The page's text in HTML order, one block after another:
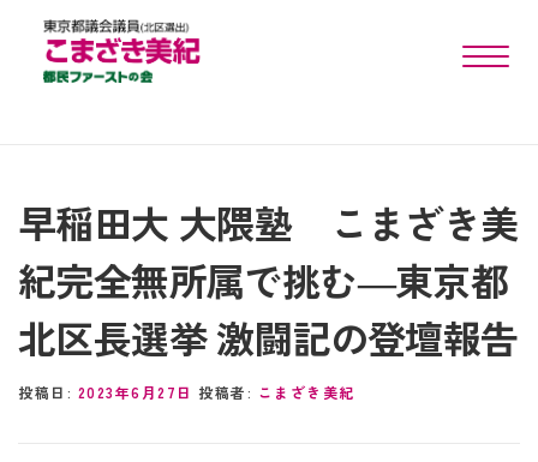
toggle
早稲田大 大隈塾 こまざき美
紀完全無所属で挑む―東京都
北区長選挙 激闘記の登壇報告
投稿日: 2023年6月27日 投稿者: こまざき美紀